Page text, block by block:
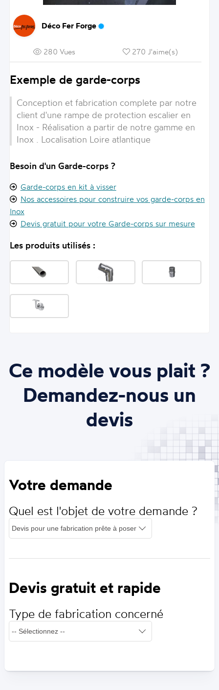
Déco Fer Forge
280 Vues 270 J'aime(s)
Exemple de garde-corps
Conception et fabrication complete par notre
client d'une rampe de protection escalier en
Inox - Réalisation a partir de notre gamme en
Inox . Localisation Loire atlantique
Besoin d'un Garde-corps ?
Garde-corps en kit à visser
Nos accessoires pour construire vos garde-corps en
Inox
Devis gratuit pour votre Garde-corps sur mesure
Les produits utilisés :
Ce modèle vous plait ?
Demandez-nous un
devis
Votre demande
Quel est l'objet de votre demande ?
Devis gratuit et rapide
Type de fabrication concerné